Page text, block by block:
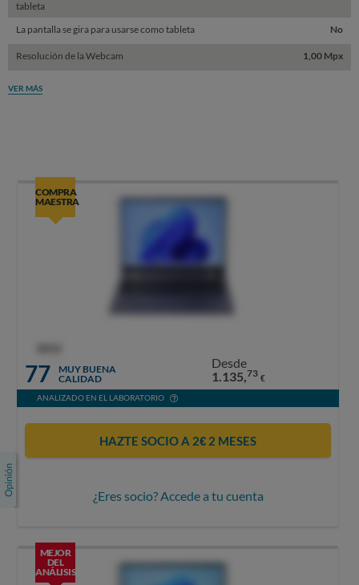
tableta
La pantalla se gira para usarse como tableta
No
Resolución de la Webcam 1,00 Mpx
VER MÁS
COMPRA
MAESTRA
77
MUY BUENA
CALIDAD
Desde
1.135,73 €
ANALIZADO EN EL LABORATORIO
HAZTE SOCIO A 2€ 2 MESES
¿Eres socio? Accede a tu cuenta
MEJOR
DEL
ANÁLISIS